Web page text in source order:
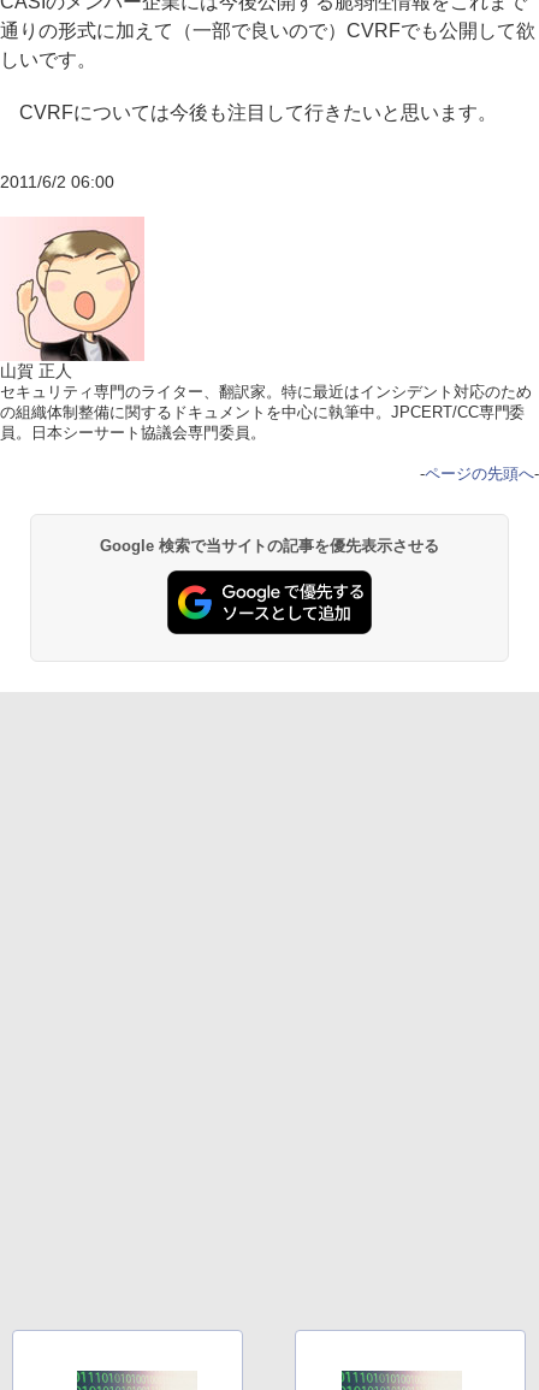
通りの形式に加えて（一部で良いので）CVRFでも公開して欲
しいです。
CVRFについては今後も注目して行きたいと思います。
2011/6/2 06:00
山賀 正人
セキュリティ専門のライター、翻訳家。特に最近はインシデント対応のため
の組織体制整備に関するドキュメントを中心に執筆中。JPCERT/CC専門委
員。日本シーサート協議会専門委員。
-ページの先頭へ-
Google 検索で当サイトの記事を優先表示させる